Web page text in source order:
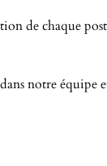
de chaque
notre équipe